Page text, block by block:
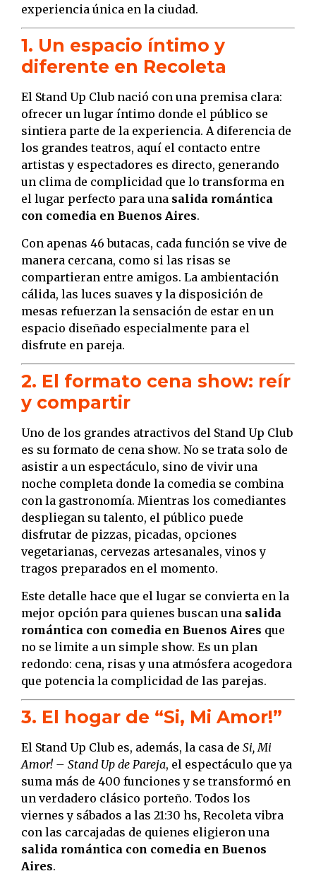
experiencia única en la ciudad.
1. Un espacio íntimo y
diferente en Recoleta
El Stand Up Club nació con una premisa clara:
ofrecer un lugar íntimo donde el público se
sintiera parte de la experiencia. A diferencia de
los grandes teatros, aquí el contacto entre
artistas y espectadores es directo, generando
un clima de complicidad que lo transforma en
el lugar perfecto para una salida romántica
con comedia en Buenos Aires.
Con apenas 46 butacas, cada función se vive de
manera cercana, como si las risas se
compartieran entre amigos. La ambientación
cálida, las luces suaves y la disposición de
mesas refuerzan la sensación de estar en un
espacio diseñado especialmente para el
disfrute en pareja.
2. El formato cena show: reír
y compartir
Uno de los grandes atractivos del Stand Up Club
es su formato de cena show. No se trata solo de
asistir a un espectáculo, sino de vivir una
noche completa donde la comedia se combina
con la gastronomía. Mientras los comediantes
despliegan su talento, el público puede
disfrutar de pizzas, picadas, opciones
vegetarianas, cervezas artesanales, vinos y
tragos preparados en el momento.
Este detalle hace que el lugar se convierta en la
mejor opción para quienes buscan una salida
romántica con comedia en Buenos Aires que
no se limite a un simple show. Es un plan
redondo: cena, risas y una atmósfera acogedora
que potencia la complicidad de las parejas.
3. El hogar de “Si, Mi Amor!”
El Stand Up Club es, además, la casa de Si, Mi
Amor! – Stand Up de Pareja, el espectáculo que ya
suma más de 400 funciones y se transformó en
un verdadero clásico porteño. Todos los
viernes y sábados a las 21:30 hs, Recoleta vibra
con las carcajadas de quienes eligieron una
salida romántica con comedia en Buenos
Aires.